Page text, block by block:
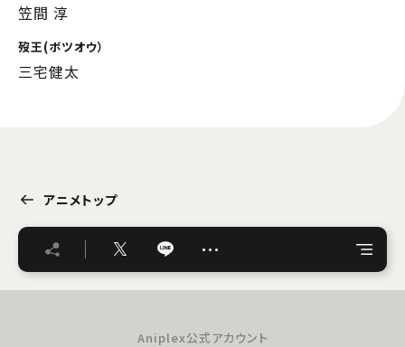
笠間 淳
歿王(ボツオウ）
三宅健太
アニメトップ
…
Aniplex公式アカウント